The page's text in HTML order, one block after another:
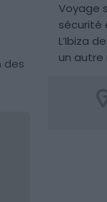
des
Voyage
sécurité
L’Ibiza
un autre